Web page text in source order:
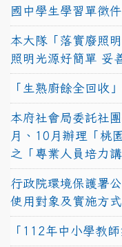
國中學生學習單徵
本大隊「落實廢照
照明光源好簡單 妥
「生熟廚餘全回收
本府社會局委託社
月、10月辦理「桃
之「專業人員培力講
行政院環境保護署
使用對象及實施方
「112年中小學教